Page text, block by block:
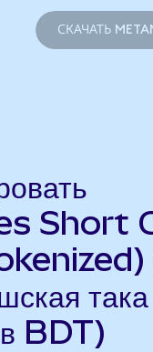
СКАЧАТЬ
Short
така
BDT)